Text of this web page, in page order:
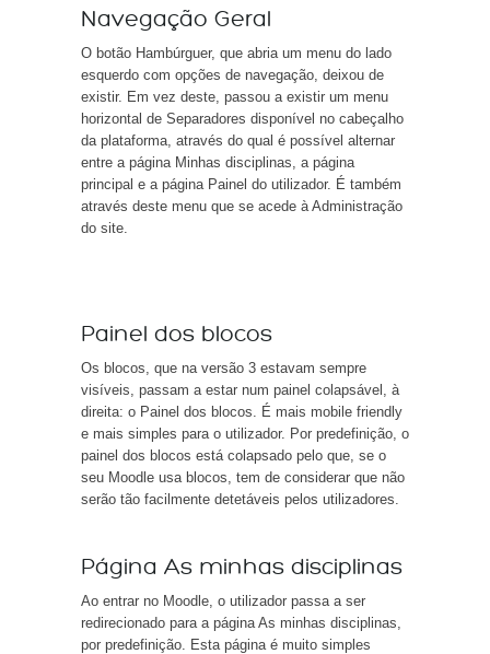
Navegação Geral
O botão Hambúrguer, que abria um menu do lado
esquerdo com opções de navegação, deixou de
existir. Em vez deste, passou a existir um menu
horizontal de Separadores disponível no cabeçalho
da plataforma, através do qual é possível alternar
entre a página Minhas disciplinas, a página
principal e a página Painel do utilizador. É também
através deste menu que se acede à Administração
do site.
Painel dos blocos
Os blocos, que na versão 3 estavam sempre
visíveis, passam a estar num painel colapsável, à
direita: o Painel dos blocos. É mais mobile friendly
e mais simples para o utilizador. Por predefinição, o
painel dos blocos está colapsado pelo que, se o
seu Moodle usa blocos, tem de considerar que não
serão tão facilmente detetáveis pelos utilizadores.
Página As minhas disciplinas
Ao entrar no Moodle, o utilizador passa a ser
redirecionado para a página As minhas disciplinas,
por predefinição. Esta página é muito simples